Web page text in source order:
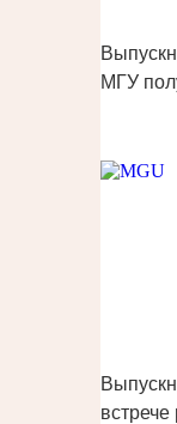
МГУ